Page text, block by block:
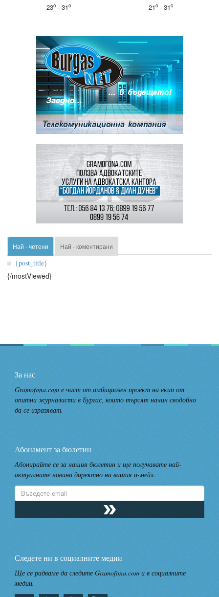
23o- 31o 21o- 31o
Най - четени Най - коментирани
{post_title}
{/mostViewed}
За нас
Gramofona.com е част от амбициозен проект на екип от
опитни журналисти в Бургас, които търсят начин сводобно
да се изразяват.
Абонамент за бюлетин
Абонирайте се за нашия бюлетин и ще получавате най-
актуалните новини директно на вашия и-мейл.
Следете ни в социалните медии
Ще се радваме да следите Gramofona.com и в социалните
медии.